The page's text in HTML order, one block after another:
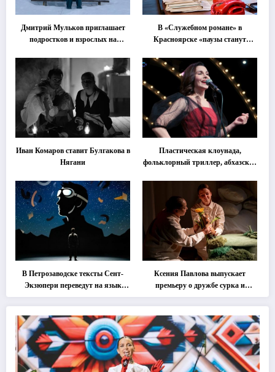
Дмитрий Мульков приглашает
подростков и взрослых на
В «Служебном романе» в
Красноярске «паузы станут
Иван Комаров ставит Булгакова в
Нягани
Пластическая клоунада,
фольклорный триллер, абхазская
втором этапе фестиваля
«Монокль»
В Петрозаводске тексты Сент-
Экзюпери переведут на язык
современной хореографии
Ксения Павлова выпускает
премьеру о дружбе сурка и
одуванчика